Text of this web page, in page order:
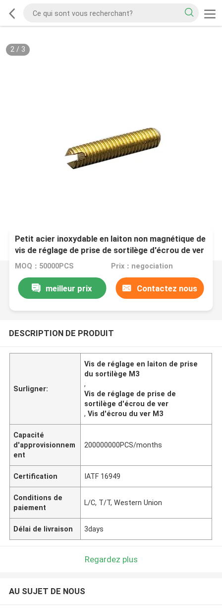
2/ 3
Petit acier inoxydable en laiton non magnétique de
vis de réglage de prise de sortilège d'écrou de ver
de M3 9mm
MOQ：50000PCS Prix：negociation
meilleur prix Contactez nous
DESCRIPTION DE PRODUIT
Surligner:
Vis de réglage en laiton de prise
du sortilège M3
,
Vis de réglage de prise de
sortilège d'écrou de ver
,Vis d'écrou du ver M3
Capacité
d'approvisionnem
ent
200000000PCS/months
Certification IATF 16949
Conditions de
paiement
L/C, T/T, Western Union
Délai de livraison 3days
Regardez plus
AU SUJET DE NOUS